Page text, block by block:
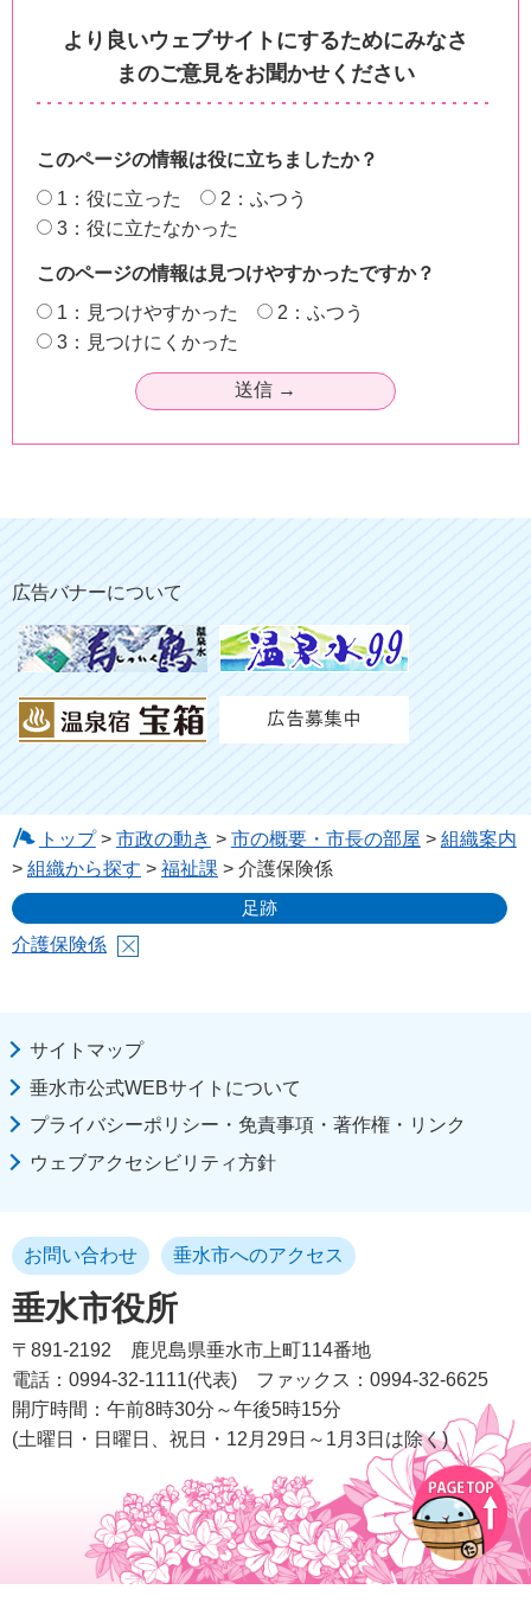
より良いウェブサイトにするためにみなさ
まのご意見をお聞かせください
このページの情報は役に立ちましたか？
1：役に立った
2：ふつう
3：役に立たなかった
このページの情報は見つけやすかったですか？
1：見つけやすかった
2：ふつう
3：見つけにくかった
広告バナーについて
トップ> 市政の動き > 市の概要・市長の部屋 > 組織案内
> 組織から探す > 福祉課 > 介護保険係
足跡
介護保険係
サイトマップ
垂水市公式WEBサイトについて
プライバシーポリシー・免責事項・著作権・リンク
ウェブアクセシビリティ方針
垂水市役所
お問い合わせ 垂水市へのアクセス
〒891-2192
鹿児島県垂水市上町114番地
電話：0994-32-1111(代表)
ファックス：0994-32-6625
開庁時間：午前8時30分～午後5時15分
(土曜日・日曜日、祝日・12月29日～1月3日は除く)